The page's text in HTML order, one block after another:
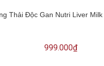
Thải Độc Gan Nutri Liver
999.000₫